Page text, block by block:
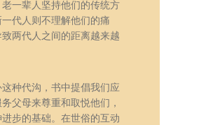
一辈人坚持他们的传统方
代人则不理解他们的痛
两代人之间的距离越来越
种代沟，书中提倡我们应
父母来尊重和取悦他们，
步的基础。在世俗的互动